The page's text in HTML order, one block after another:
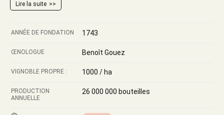
Lire la suite
ANNÉE DE FONDATION 1743
ŒNOLOGUE Benoît Gouez
VIGNOBLE PROPRE : 1000 / ha
PRODUCTION
ANNUELLE
26 000 000 bouteilles